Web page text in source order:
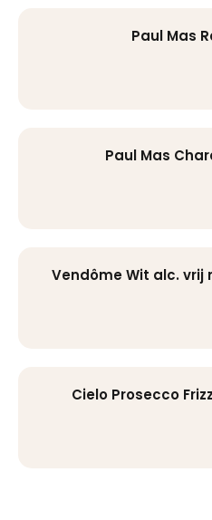
Paul Mas
Paul Mas
Vendôme Wit alc. vrij
Cielo Prosecco